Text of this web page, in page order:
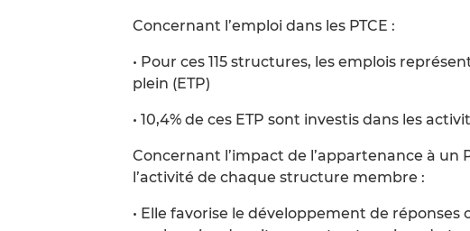
Concernant l’emploi dans les PTCE :
• Pour ces 115 structures, les emplois
plein (ETP)
• 10,4% de ces ETP sont investis dans les
Concernant l’impact de l’appartenance à un
l’activité de chaque structure membre :
• Elle favorise le développement de